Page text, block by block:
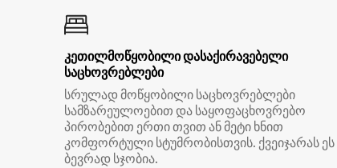
კეთილმოწყობილი დასაქირავებელი
საცხოვრებლები
სრულად მოწყობილი საცხოვრებლები
სამზარეულოებით და საყოფაცხოვრებო
პირობებით ერთი თვით ან მეტი ხნით
კომფორტული სტუმრობისთვის. ქვეიჯარას ეს
ბევრად სჯობია.